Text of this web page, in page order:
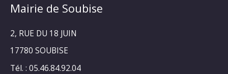
Mairie de Soubise
2, RUE DU 18 JUIN
17780 SOUBISE
Tél. : 05.46.84.92.04